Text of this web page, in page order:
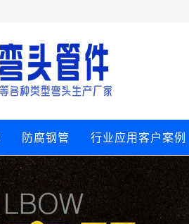
防腐钢管 行业应用客户案例